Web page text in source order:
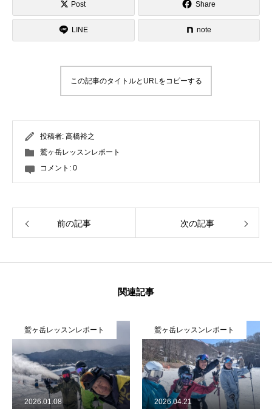
Post Share
LINE note
この記事のタイトルとURLをコピーする
投稿者: 高橋裕之
鷲ヶ岳レッスンレポート
コメント: 0
前の記事 次の記事
関連記事
鷲ヶ岳レッスンレポート
2026.01.08
鷲ヶ岳レッスンレポート
2026.04.21